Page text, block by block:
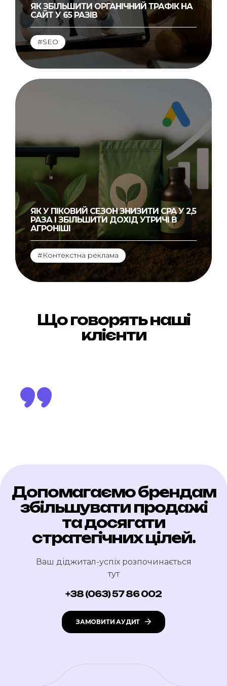
ЯК ЗБІЛЬШИТИ ОРГАНІЧНИЙ ТРАФІК НА
САЙТ У 65 РАЗІВ
#SEO
ЯК У ПІКОВИЙ СЕЗОН ЗНИЗИТИ CPA У 2,5
РАЗА І ЗБІЛЬШИТИ ДОХІД УТРИЧІ В
АГРОНІШІ
#Контекстна реклама
Що говорять наші
клієнти
Допомагаємо брендам
збільшувати продажі
та досягати
стратегічних цілей.
Ваш діджитал-успіх розпочинається
тут
+38 (063) 57 86 002
ЗАМОВИТИ АУДИТ